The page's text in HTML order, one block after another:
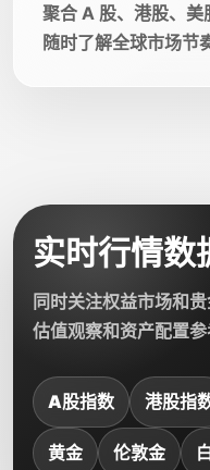
聚合 A 股、港股、美
随时了解全球市场节
实时行情数
同时关注权益市场和
估值观察和资产配置参
A股指数 港股指
黄金 伦敦金